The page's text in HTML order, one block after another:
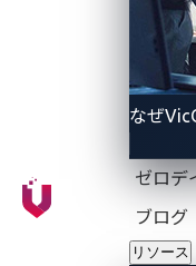
なぜ
ゼロデ
ブログ
リソース
味のある自動車ネ
リント基板（PCB
ユニット（ECU）
信する構成を忠実
アクセシビリティ
す。